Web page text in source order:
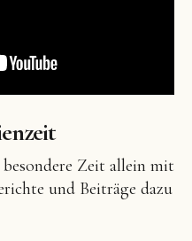
Zeit allein mit
und Beiträge dazu